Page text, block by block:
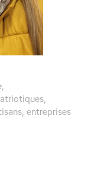
entreprises